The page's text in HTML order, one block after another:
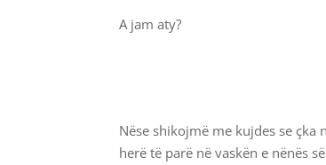
A jam aty?
Nëse shikojmë me kujdes se
herë të parë në vaskën e nënës